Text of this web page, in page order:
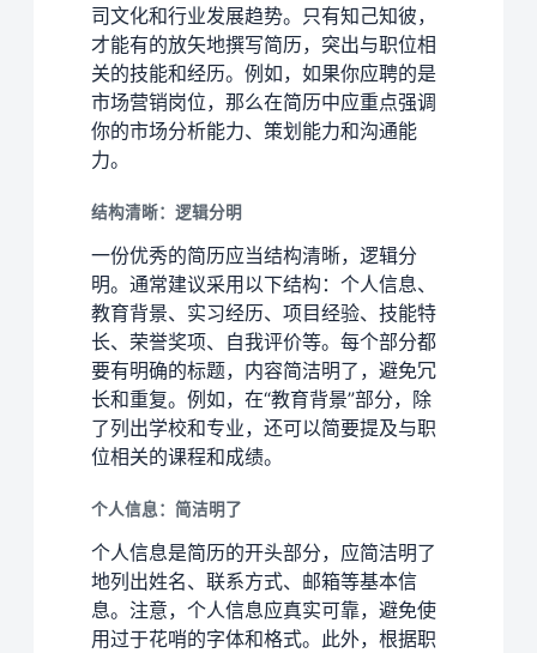
司文化和行业发展趋势。只有知己知彼，
才能有的放矢地撰写简历，突出与职位相
关的技能和经历。例如，如果你应聘的是
市场营销岗位，那么在简历中应重点强调
你的市场分析能力、策划能力和沟通能
力。
结构清晰：逻辑分明
一份优秀的简历应当结构清晰，逻辑分
明。通常建议采用以下结构：个人信息、
教育背景、实习经历、项目经验、技能特
长、荣誉奖项、自我评价等。每个部分都
要有明确的标题，内容简洁明了，避免冗
长和重复。例如，在“教育背景”部分，除
了列出学校和专业，还可以简要提及与职
位相关的课程和成绩。
个人信息：简洁明了
个人信息是简历的开头部分，应简洁明了
地列出姓名、联系方式、邮箱等基本信
息。注意，个人信息应真实可靠，避免使
用过于花哨的字体和格式。此外，根据职